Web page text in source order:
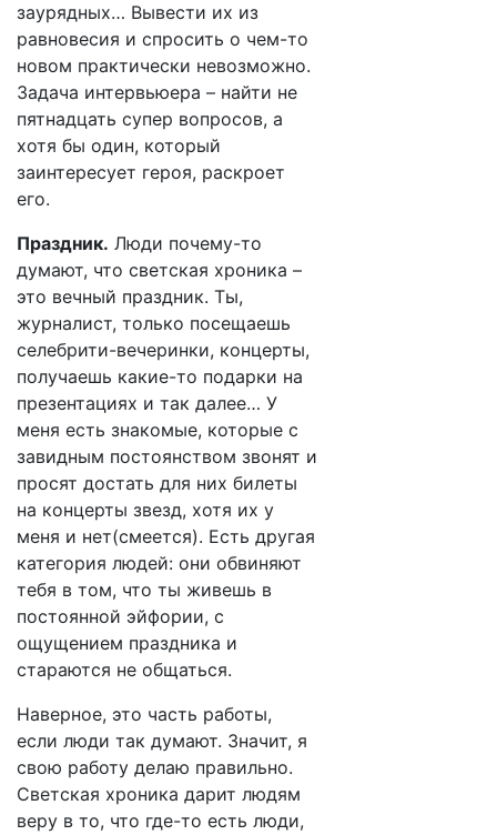
заурядных… Вывести их из
равновесия и спросить о чем-то
новом практически невозможно.
Задача интервьюера – найти не
пятнадцать супер вопросов, а
хотя бы один, который
заинтересует героя, раскроет
его.
Праздник. Люди почему-то
думают, что светская хроника –
это вечный праздник. Ты,
журналист, только посещаешь
селебрити-вечеринки, концерты,
получаешь какие-то подарки на
презентациях и так далее… У
меня есть знакомые, которые с
завидным постоянством звонят и
просят достать для них билеты
на концерты звезд, хотя их у
меня и нет(смеется). Есть другая
категория людей: они обвиняют
тебя в том, что ты живешь в
постоянной эйфории, с
ощущением праздника и
стараются не общаться.
Наверное, это часть работы,
если люди так думают. Значит, я
свою работу делаю правильно.
Светская хроника дарит людям
веру в то, что где-то есть люди,